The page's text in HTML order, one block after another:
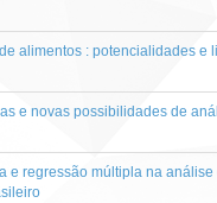
alimentos : potencialidades e
e novas possibilidades de
e regressão múltipla na